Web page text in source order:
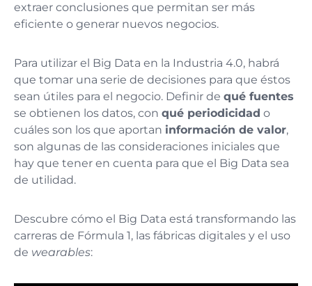
extraer conclusiones que permitan ser más
eficiente o generar nuevos negocios.
Para utilizar el Big Data en la Industria 4.0, habrá
que tomar una serie de decisiones para que éstos
sean útiles para el negocio. Definir de qué fuentes
se obtienen los datos, con qué periodicidad o
cuáles son los que aportan información de valor,
son algunas de las consideraciones iniciales que
hay que tener en cuenta para que el Big Data sea
de utilidad.
Descubre cómo el Big Data está transformando las
carreras de Fórmula 1, las fábricas digitales y el uso
de wearables: